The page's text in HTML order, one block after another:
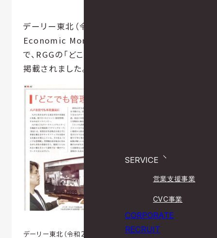
SERVICE
営業支援事業
CVC事業
CORPORATE
RECRUIT
デーリー東北（令和2年6月1日号）
Economic Mondayのリモートワーク特集
で、RGGの「どこでも管理職」制度の記事が
掲載されました。
デーリー東北（令和2年6月1日号）